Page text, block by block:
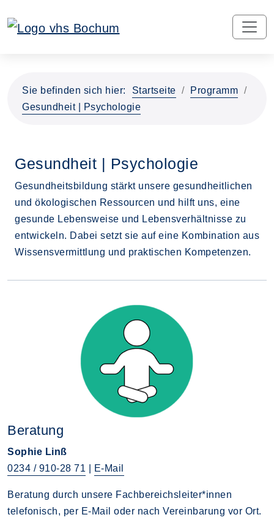
Sie befinden sich hier: Startseite
Programm
Gesundheit | Psychologie
Gesundheit | Psychologie
Gesundheitsbildung stärkt unsere gesundheitlichen
und ökologischen Ressourcen und hilft uns, eine
gesunde Lebensweise und Lebensverhältnisse zu
entwickeln. Dabei setzt sie auf eine Kombination aus
Wissensvermittlung und praktischen Kompetenzen.
Beratung
Sophie Linß
0234 / 910-28 71
E-Mail
Beratung durch unsere Fachbereichsleiter*innen
telefonisch, per E-Mail oder nach Vereinbarung vor Ort.